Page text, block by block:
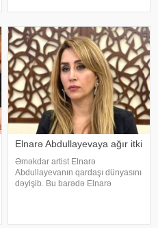
Kanada 2015-ci ildə yarışmay
Elnarə Abdullayevaya ağır itki
Əməkdar artist Elnarə
Abdullayevanın qardaşı dünyasını
dəyişib. Bu barədə Elnarə